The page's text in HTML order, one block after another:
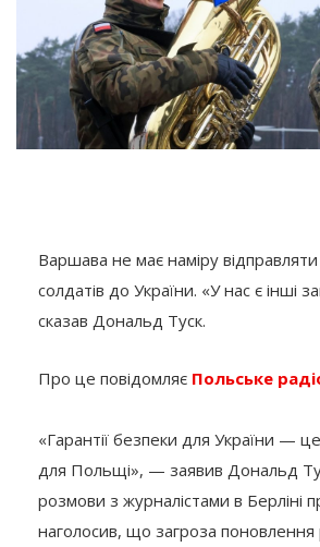
Варшава не має наміру
солдатів до України. «У нас є інші
сказав Дональд Туск.
Про це повідомляє Польське
«Гарантії безпеки для України —
для Польщі», — заявив Дональд
розмови з журналістами в Берліні
наголосив, що загроза поновлення